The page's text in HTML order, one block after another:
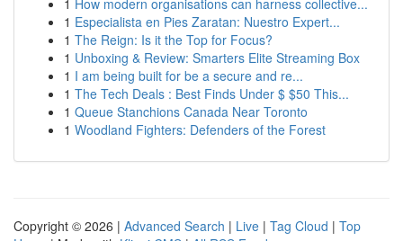
1 How modern organisations can harness collective...
1 Especialista en Pies Zaratan: Nuestro Expert...
1 The Reign: Is it the Top for Focus?
1 Unboxing & Review: Smarters Elite Streaming Box
1 I am being built for be a secure and re...
1 The Tech Deals : Best Finds Under $ $50 This...
1 Queue Stanchions Canada Near Toronto
1 Woodland Fighters: Defenders of the Forest
Copyright © 2026 | Advanced Search | Live | Tag Cloud | Top